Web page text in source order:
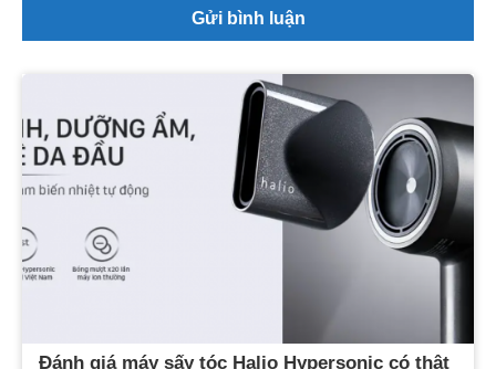
Đánh giá máy sấy tóc Halio Hypersonic có thật